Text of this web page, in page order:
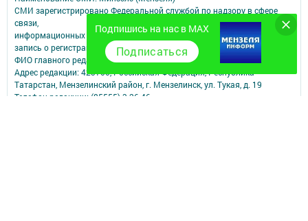
Подпишись на нас в MAX
Подписаться
СМИ зарегистрировано Федеральной службой по надзору в сфере
связи,
информационных технологий и массовых коммуникаций
запись о регистрации СМИ ЭЛ № ФС 77 - 47617 от 06.12.2011
ФИО главного редактора: Шагиев Ильдус Ильязович
Адрес редакции: 423700, Российская Федерация, Республика
Татарстан, Мензелинский район, г. Мензелинск, ул. Тукая, д. 19
Телефон редакции: (85555) 3-26-46